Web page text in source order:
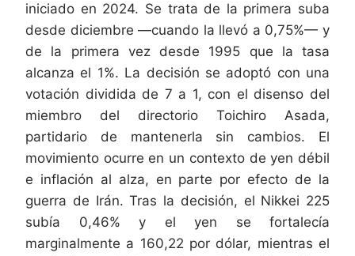
iniciado en 2024. Se trata de la primera suba
desde diciembre —cuando la llevó a 0,75%— y
de la primera vez desde 1995 que la tasa
alcanza el 1%. La decisión se adoptó con una
votación dividida de 7 a 1, con el disenso del
miembro del directorio Toichiro Asada,
partidario de mantenerla sin cambios. El
movimiento ocurre en un contexto de yen débil
e inflación al alza, en parte por efecto de la
guerra de Irán. Tras la decisión, el Nikkei 225
subía 0,46% y el yen se fortalecía
marginalmente a 160,22 por dólar, mientras el